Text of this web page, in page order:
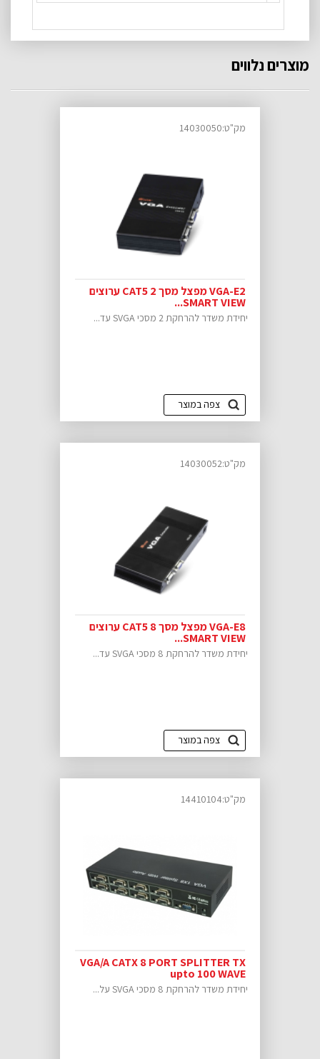
מוצרים נלווים
VGA-E2 מפצל מסך CAT5 2 ערוצים
SMART VIEW...
יחידת משדר להרחקת 2 מסכי SVGA עד...
מק"ט:14030050
צפה במוצר
VGA-E8 מפצל מסך CAT5 8 ערוצים
SMART VIEW...
יחידת משדר להרחקת 8 מסכי SVGA עד...
מק"ט:14030052
צפה במוצר
VGA/A CATX 8 PORT SPLITTER TX
upto 100 WAVE
יחידת משדר להרחקת 8 מסכי SVGA על...
מק"ט:14410104